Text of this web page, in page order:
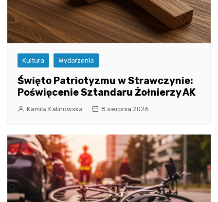
Kultura Wydarzenia
Święto Patriotyzmu w Strawczynie:
Poświęcenie Sztandaru Żołnierzy AK
Kamila Kalinowska 8 sierpnia 2026